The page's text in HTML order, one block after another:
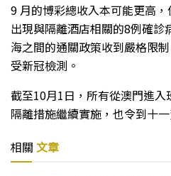
9 月的博彩總收入本可能更高
出現與隔離酒店相關的8例確
海之間的通關政策收到嚴格限
受新冠檢測。
截至10月1日，所有從澳門進
隔離措施繼續實施，也令到十
相關 文章